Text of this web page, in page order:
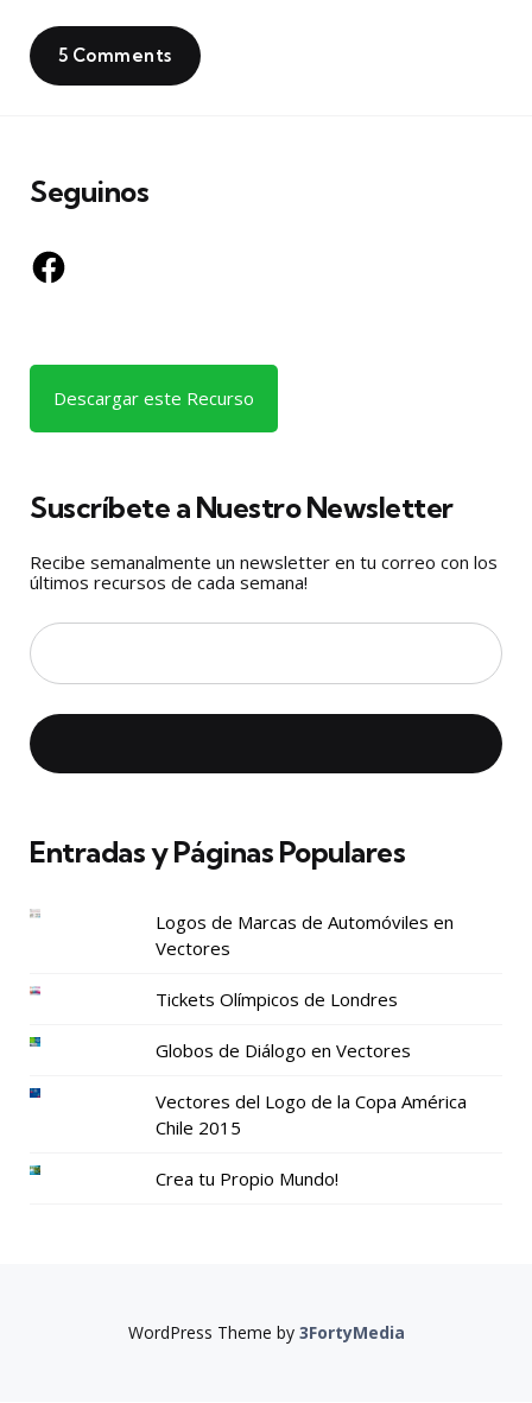
5 Comments
Seguinos
Facebook
Descargar este Recurso
Suscríbete a Nuestro Newsletter
Recibe semanalmente un newsletter en tu correo con los
últimos recursos de cada semana!
Entradas y Páginas Populares
Logos de Marcas de Automóviles en
Vectores
Tickets Olímpicos de Londres
Globos de Diálogo en Vectores
Vectores del Logo de la Copa América
Chile 2015
Crea tu Propio Mundo!
WordPress Theme by 3FortyMedia